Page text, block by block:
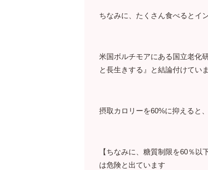
ちなみに、たくさん食べるとイ
米国ボルチモアにある国立老化
と長生きする』と結論付けてい
摂取カロリーを60%に抑えると
【ちなみに、糖質制限を60％
は危険と出ています